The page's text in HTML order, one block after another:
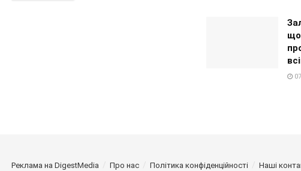
що
Реклама на DigestMedia Про нас Політика конфіденційності Наші